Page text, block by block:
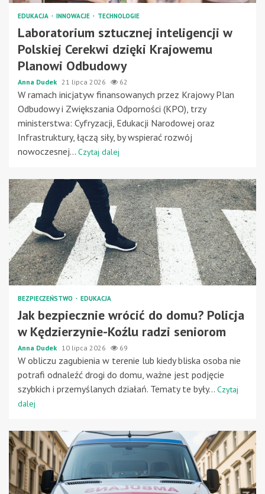
EDUKACJA INNOWACJE TECHNOLOGIE
Laboratorium sztucznej inteligencji w
Polskiej Cerekwi dzięki Krajowemu
Planowi Odbudowy
Anna Dudek 21 lipca 2026 62
W ramach inicjatyw finansowanych przez Krajowy Plan
Odbudowy i Zwiększania Odporności (KPO), trzy
ministerstwa: Cyfryzacji, Edukacji Narodowej oraz
Infrastruktury, łączą siły, by wspierać rozwój
nowoczesnej... Czytaj dalej
BEZPIECZEŃSTWO EDUKACJA
Jak bezpiecznie wrócić do domu? Policja
w Kędzierzynie-Koźlu radzi seniorom
Anna Dudek 10 lipca 2026 69
W obliczu zagubienia w terenie lub kiedy bliska osoba nie
potrafi odnaleźć drogi do domu, ważne jest podjęcie
szybkich i przemyślanych działań. Tematy te były... Czytaj
dalej